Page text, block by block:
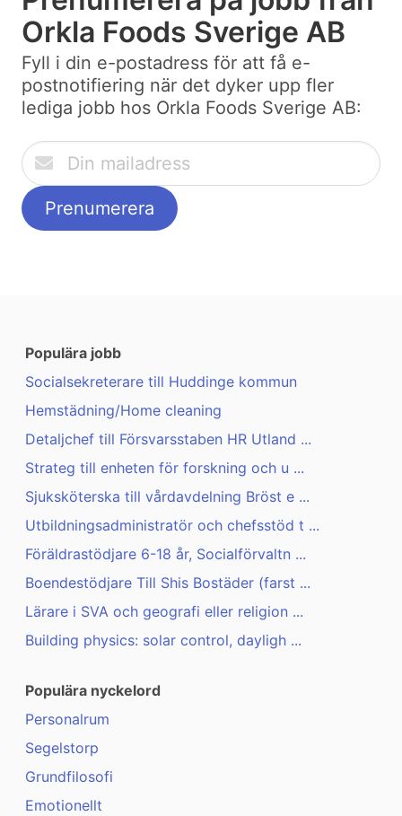
Orkla Foods Sverige AB
Fyll i din e-postadress för att få e-
postnotifiering när det dyker upp fler
lediga jobb hos Orkla Foods Sverige AB:
Populära jobb
Socialsekreterare till Huddinge kommun
Hemstädning/Home cleaning
Detaljchef till Försvarsstaben HR Utland ...
Strateg till enheten för forskning och u ...
Sjuksköterska till vårdavdelning Bröst e ...
Utbildningsadministratör och chefsstöd t ...
Föräldrastödjare 6-18 år, Socialförvaltn ...
Boendestödjare Till Shis Bostäder (farst ...
Lärare i SVA och geografi eller religion ...
Building physics: solar control, dayligh ...
Populära nyckelord
Personalrum
Segelstorp
Grundfilosofi
Emotionellt